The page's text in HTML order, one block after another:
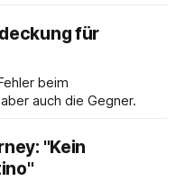
für
beim
auch die Gegner.
"Kein